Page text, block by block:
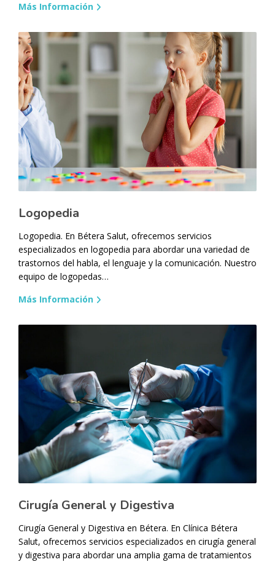
Más Información
Logopedia
Logopedia. En Bétera Salut, ofrecemos servicios
especializados en logopedia para abordar una variedad de
trastornos del habla, el lenguaje y la comunicación. Nuestro
equipo de logopedas…
Más Información
Cirugía General y Digestiva
Cirugía General y Digestiva en Bétera. En Clínica Bétera
Salut, ofrecemos servicios especializados en cirugía general
y digestiva para abordar una amplia gama de tratamientos